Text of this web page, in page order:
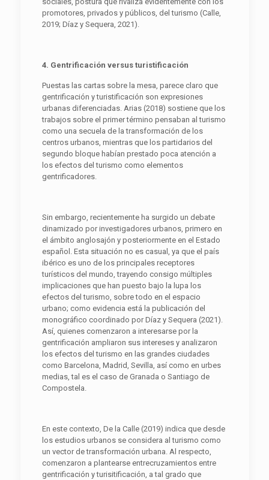
promotores, privados y públicos, del turismo (Calle,
2019; Díaz y Sequera, 2021).
4. Gentrificación versus turistificación
Puestas las cartas sobre la mesa, parece claro que
gentrificación y turistificación son expresiones
urbanas diferenciadas. Arias (2018) sostiene que los
trabajos sobre el primer término pensaban al turismo
como una secuela de la transformación de los
centros urbanos, mientras que los partidarios del
segundo bloque habían prestado poca atención a
los efectos del turismo como elementos
gentrificadores.
Sin embargo, recientemente ha surgido un debate
dinamizado por investigadores urbanos, primero en
el ámbito anglosajón y posteriormente en el Estado
español. Esta situación no es casual, ya que el país
ibérico es uno de los principales receptores
turísticos del mundo, trayendo consigo múltiples
implicaciones que han puesto bajo la lupa los
efectos del turismo, sobre todo en el espacio
urbano; como evidencia está la publicación del
monográfico coordinado por Díaz y Sequera (2021).
Así, quienes comenzaron a interesarse por la
gentrificación ampliaron sus intereses y analizaron
los efectos del turismo en las grandes ciudades
como Barcelona, Madrid, Sevilla, así como en urbes
medias, tal es el caso de Granada o Santiago de
Compostela.
En este contexto, De la Calle (2019) indica que desde
los estudios urbanos se considera al turismo como
un vector de transformación urbana. Al respecto,
comenzaron a plantearse entrecruzamientos entre
gentrificación y turisitificación, a tal grado que